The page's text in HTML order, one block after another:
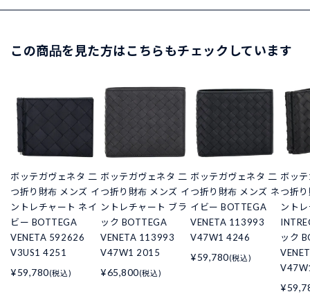
この商品を見た方はこちらもチェックしています
ボッテガヴェネタ 二
つ折り財布 メンズ イ
ントレチャート ネイ
ビー BOTTEGA
VENETA 592626
V3US1 4251
¥59,780(税込)
ボッテガヴェネタ 二
つ折り財布 メンズ イ
ントレチャート ブラ
ック BOTTEGA
VENETA 113993
V47W1 2015
¥65,800(税込)
ボッテガヴェネタ 二
つ折り財布 メンズ ネ
イビー BOTTEGA
VENETA 113993
V47W1 4246
¥59,780(税込)
ボッ
つ折
ント
ック